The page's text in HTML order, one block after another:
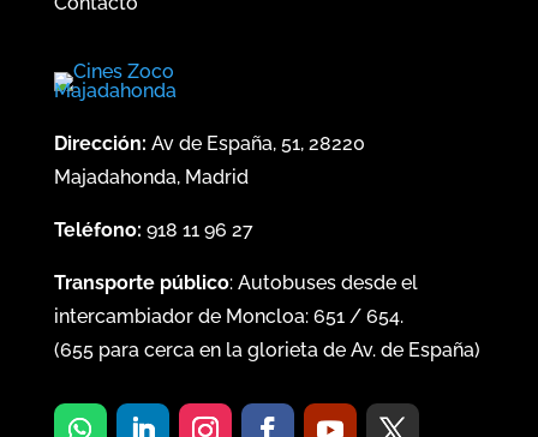
Dirección: Av de España, 51, 28220
Majadahonda, Madrid
Teléfono: 918 11 96 27
Transporte público: Autobuses desde el
intercambiador de Moncloa: 651/ 654.
(655para cerca en la glorieta de Av. de España)